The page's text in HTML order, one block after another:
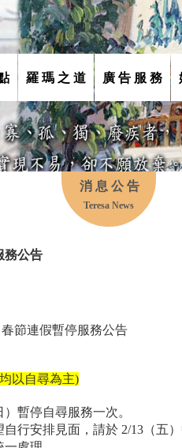
羅 瑪 之 道 廣 告 服 務
消 息 公 告
Teresa News
務公告
節連假暫停服務公告
以自尋為主)
暫停自尋服務一次。
行安排見面，請於 2/13（五